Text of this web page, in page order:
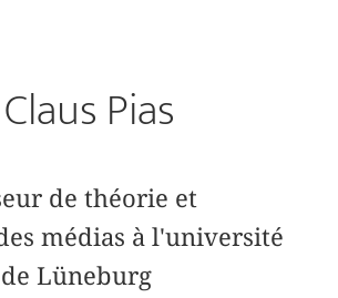
Claus Pias
de théorie et
médias à l'université
Lüneburg